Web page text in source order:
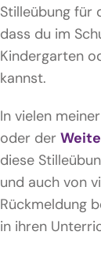
Stilleübung für
dass du im
Kindergarten
kannst.
In vielen
oder der
diese
und auch von
Rückmeldung
in ihren